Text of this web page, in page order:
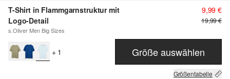
T-Shirt in Flammgarnstruktur mit
Logo-Detail
s.Oliver Men Big Sizes
9,99 €
19,99 €
+ 1 Größe auswählen
Größentabelle